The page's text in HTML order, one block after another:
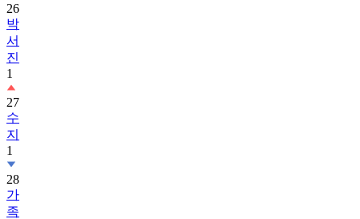
26
박
서
진
1
27
수
지
1
28
가
족